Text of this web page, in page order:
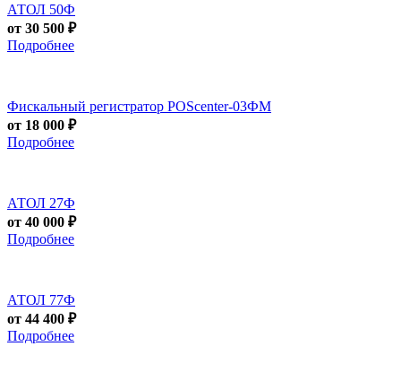
АТОЛ 50Ф
от 30 500 ₽
Подробнее
Фискальный регистратор POScenter-03ФМ
от 18 000 ₽
Подробнее
АТОЛ 27Ф
от 40 000 ₽
Подробнее
АТОЛ 77Ф
от 44 400 ₽
Подробнее